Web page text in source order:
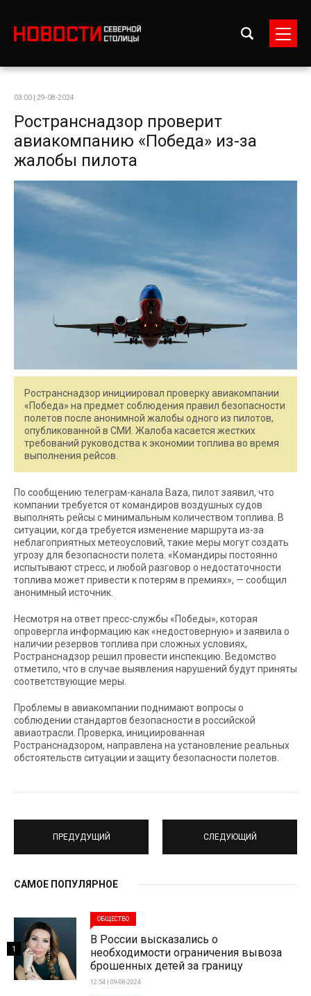
03:00 | 29-08-2024
Ространснадзор проверит
авиакомпанию «Победа» из-за
жалобы пилота
Ространснадзор инициировал проверку авиакомпании
«Победа» на предмет соблюдения правил безопасности
полетов после анонимной жалобы одного из пилотов,
опубликованной в СМИ. Жалоба касается жестких
требований руководства к экономии топлива во время
выполнения рейсов.
По сообщению телеграм-канала Baza, пилот заявил, что
компании требуется от командиров воздушных судов
выполнять рейсы с минимальным количеством топлива. В
ситуации, когда требуется изменение маршрута из-за
неблагоприятных метеоусловий, такие меры могут создать
угрозу для безопасности полета. «Командиры постоянно
испытывают стресс, и любой разговор о недостаточности
топлива может привести к потерям в премиях», — сообщил
анонимный источник.
Несмотря на ответ пресс-службы «Победы», которая
опровергла информацию как «недостоверную» и заявила о
наличии резервов топлива при сложных условиях,
Ространснадзор решил провести инспекцию. Ведомство
отметило, что в случае выявления нарушений будут приняты
соответствующие меры.
Проблемы в авиакомпании поднимают вопросы о
соблюдении стандартов безопасности в российской
авиаотрасли. Проверка, инициированная
Ространснадзором, направлена на установление реальных
обстоятельств ситуации и защиту безопасности полетов.
ПРЕДУДУЩИЙ СЛЕДУЮЩИЙ
САМОЕ ПОПУЛЯРНОЕ
ОБЩЕСТВО
В России высказались о
необходимости ограничения вывоза
брошенных детей за границу
12:54 | 09-08-2024
1